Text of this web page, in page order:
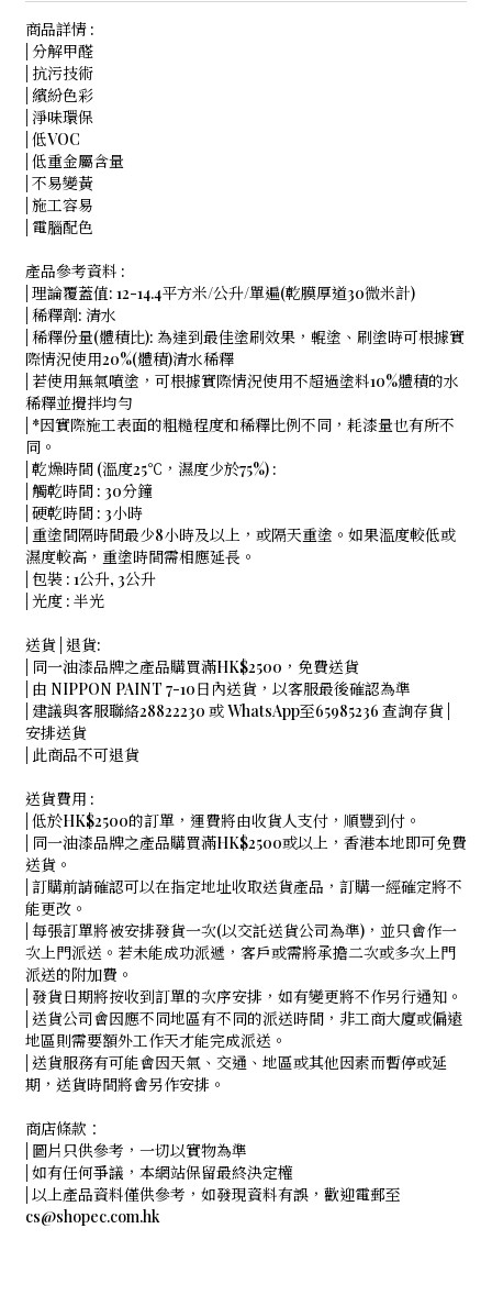
商品詳情 :
| 分解甲醛
| 抗污技術
| 繽紛色彩
| 淨味環保
| 低VOC
| 低重金屬含量
| 不易變黃
| 施工容易
| 電腦配色
產品參考資料 :
| 理論覆蓋值: 12-14.4平方米/公升/單遍(乾膜厚道30微米計)
| 稀釋劑: 清水
| 稀釋份量(體積比): 為達到最佳塗刷效果，輥塗、刷塗時可根據實
際情況使用20%(體積)清水稀釋
| 若使用無氣噴塗，可根據實際情況使用不超過塗料10%體積的水
稀釋並攪拌均勻
| *因實際施工表面的粗糙程度和稀釋比例不同，耗漆量也有所不
同。
| 乾燥時間 (溫度25℃，濕度少於75%) :
| 觸乾時間 : 30分鐘
| 硬乾時間 : 3小時
| 重塗間隔時間最少8小時及以上，或隔天重塗。如果溫度較低或
濕度較高，重塗時間需相應延長。
| 包裝 : 1公升, 3公升
| 光度 : 半光
送貨 | 退貨:
| 同一油漆品牌之產品購買滿HK$2500，免費送貨
| 由 NIPPON PAINT 7-10日內送貨，以客服最後確認為準
| 建議與客服聯絡28822230 或 WhatsApp至65985236 查詢存貨 |
安排送貨
| 此商品不可退貨
送貨費用 :
| 低於HK$2500的訂單，運費將由收貨人支付，順豐到付。
| 同一油漆品牌之產品購買滿HK$2500或以上，香港本地即可免費
送貨。
| 訂購前請確認可以在指定地址收取送貨產品，訂購一經確定將不
能更改。
| 每張訂單將被安排發貨一次(以交託送貨公司為準)，並只會作一
次上門派送。若未能成功派遞，客戶或需將承擔二次或多次上門
派送的附加費。
| 發貨日期將按收到訂單的次序安排，如有變更將不作另行通知。
| 送貨公司會因應不同地區有不同的派送時間，非工商大廈或偏遠
地區則需要額外工作天才能完成派送。
| 送貨服務有可能會因天氣、交通、地區或其他因素而暫停或延
期，送貨時間將會另作安排。
商店條款：
| 圖片只供參考，一切以實物為準
| 如有任何爭議，本網站保留最終決定權
| 以上產品資料僅供參考，如發現資料有誤，歡迎電郵至
cs@shopec.com.hk